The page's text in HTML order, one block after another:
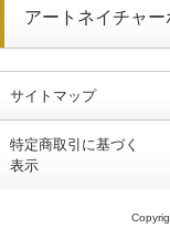
アートネイチャ
サイトマップ
特定商取引に基づく
表示